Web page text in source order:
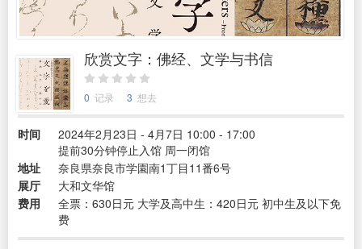
欣赏文字：佛经、文学与书信
0 记录 3 想去
时间
2024年2月23日 - 4月7日 10:00 - 17:00
提前30分钟停止入馆 周一闭馆
地址
奈良県奈良市学園南1丁目11番6号
展厅
大和文华馆
费用
全票：630日元 大学及高中生：420日元 初中生及以下免
费